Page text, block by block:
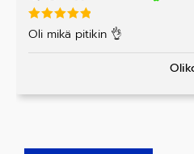
Arvostelu
tuotteesta
:5/ 5
Oli mikä pitikin 👌